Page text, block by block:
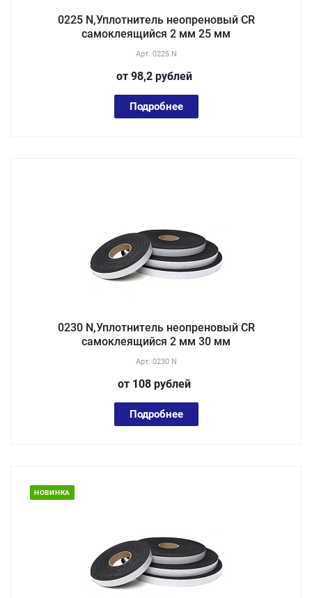
0225 N,Уплотнитель неопреновый CR
самоклеящийся 2 мм 25 мм
Арт. 0225 N
от 98,2 рублей
Подробнее
0230 N,Уплотнитель неопреновый CR
самоклеящийся 2 мм 30 мм
Арт. 0230 N
от 108 рублей
Подробнее
НОВИНКА